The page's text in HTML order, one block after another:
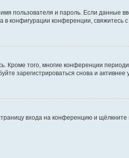
пользователя и пароль. Если данные
конфигурации конференции, свяжитесь
Кроме того, многие конференции
зарегистрироваться снова и активнее
входа на конференцию и щёлкните